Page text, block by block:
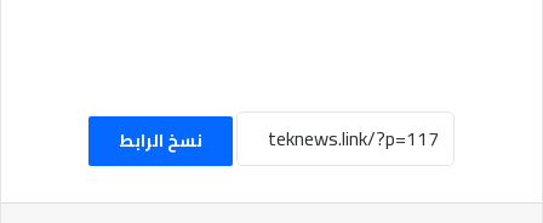
نسخ الرابط